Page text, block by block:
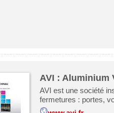
AVI : Aluminium
AVI est une société
fermetures : portes,